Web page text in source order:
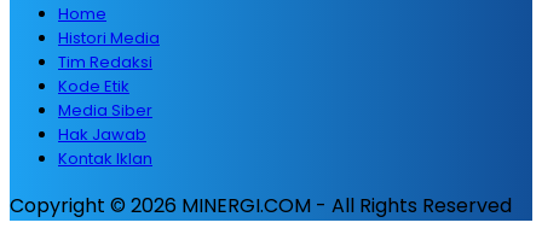
Home
Histori Media
Tim Redaksi
Kode Etik
Media Siber
Hak Jawab
Kontak Iklan
Copyright © 2026 MINERGI.COM - All Rights Reserved